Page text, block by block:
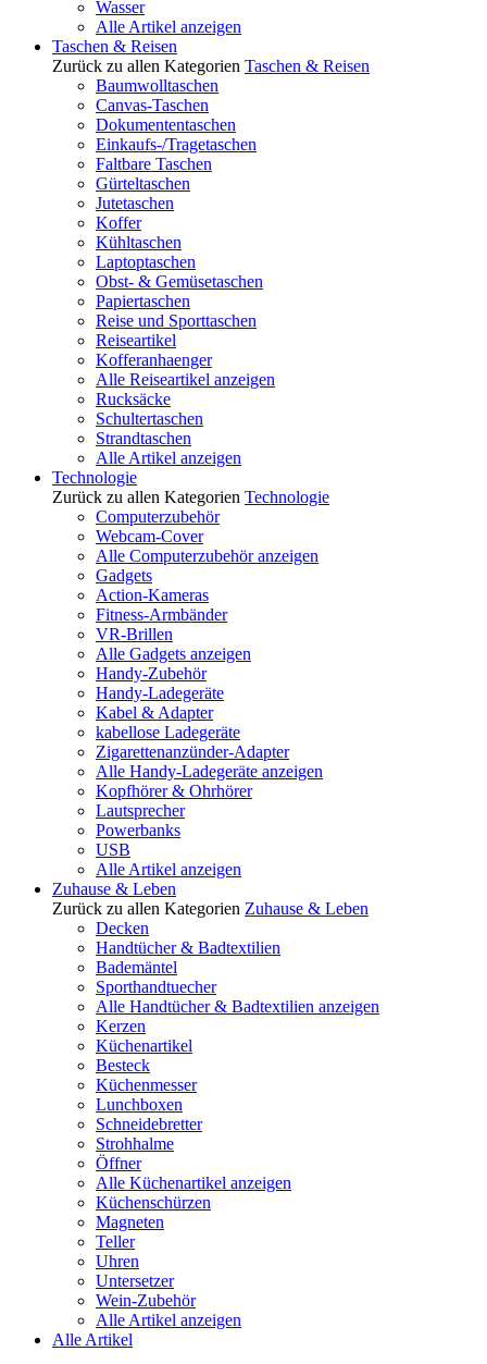
Wasser
Alle Artikel anzeigen
Taschen & Reisen
Zurück zu allen Kategorien Taschen & Reisen
Baumwolltaschen
Canvas-Taschen
Dokumententaschen
Einkaufs-/Tragetaschen
Faltbare Taschen
Gürteltaschen
Jutetaschen
Koffer
Kühltaschen
Laptoptaschen
Obst- & Gemüsetaschen
Papiertaschen
Reise und Sporttaschen
Reiseartikel
Kofferanhaenger
Alle Reiseartikel anzeigen
Rucksäcke
Schultertaschen
Strandtaschen
Alle Artikel anzeigen
Technologie
Zurück zu allen Kategorien Technologie
Computerzubehör
Webcam-Cover
Alle Computerzubehör anzeigen
Gadgets
Action-Kameras
Fitness-Armbänder
VR-Brillen
Alle Gadgets anzeigen
Handy-Zubehör
Handy-Ladegeräte
Kabel & Adapter
kabellose Ladegeräte
Zigarettenanzünder-Adapter
Alle Handy-Ladegeräte anzeigen
Kopfhörer & Ohrhörer
Lautsprecher
Powerbanks
USB
Alle Artikel anzeigen
Zuhause & Leben
Zurück zu allen Kategorien Zuhause & Leben
Decken
Handtücher & Badtextilien
Bademäntel
Sporthandtuecher
Alle Handtücher & Badtextilien anzeigen
Kerzen
Küchenartikel
Besteck
Küchenmesser
Lunchboxen
Schneidebretter
Strohhalme
Öffner
Alle Küchenartikel anzeigen
Küchenschürzen
Magneten
Teller
Uhren
Untersetzer
Wein-Zubehör
Alle Artikel anzeigen
Alle Artikel